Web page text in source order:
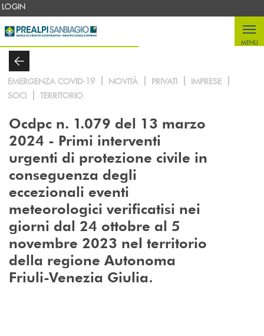
Salta al contenuto principale
LOGIN
MENU
EMERGENZA COVID-19 NOVITÀ PRIVATI
IMPRESE
SOCI
TERRITORIO
Ocdpc n. 1.079 del 13 marzo
2024 - Primi interventi
urgenti di protezione civile in
conseguenza degli
eccezionali eventi
meteorologici verificatisi nei
giorni dal 24 ottobre al 5
novembre 2023 nel territorio
della regione Autonoma
Friuli-Venezia Giulia.